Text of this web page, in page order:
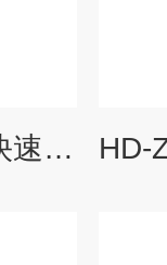
HD-ZD20黄曲霉毒素快速检测仪厂家